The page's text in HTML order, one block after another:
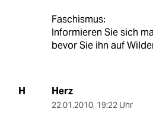
Faschismus:
Informieren Sie sich
bevor Sie ihn auf
H Herz
22.01.2010, 19:22 Uhr